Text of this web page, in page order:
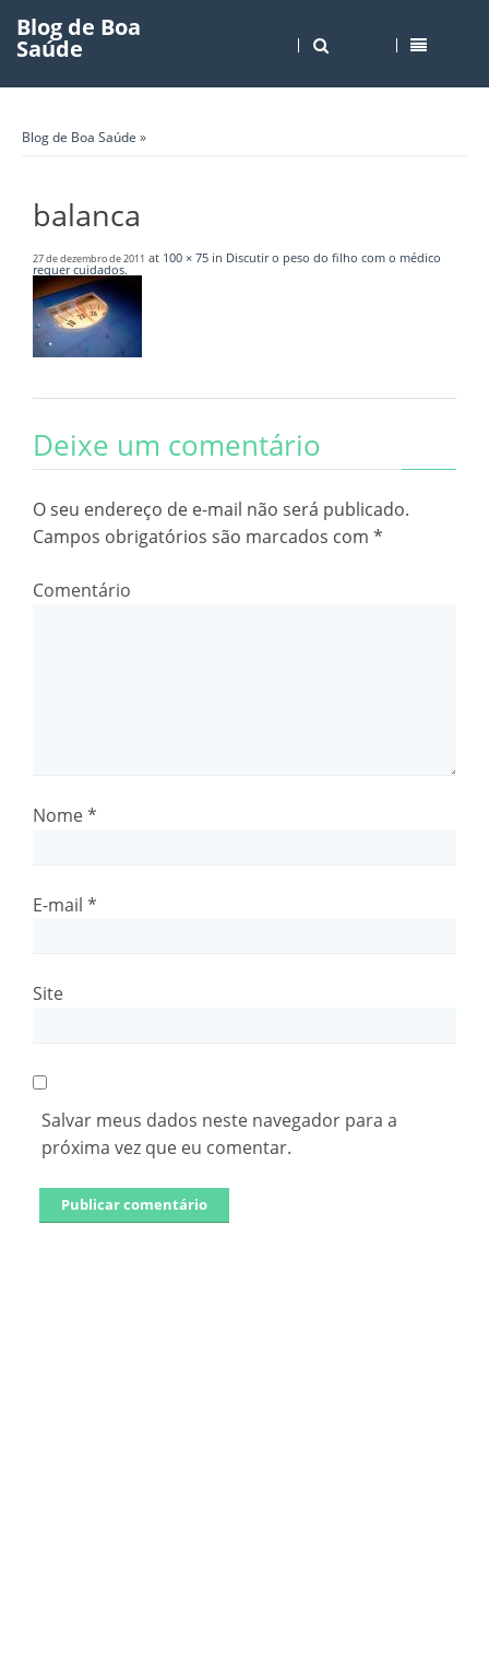
Blog de Boa
Saúde
Blog de Boa Saúde »
balanca
27 de dezembro de 2011 at 100 × 75 in Discutir o peso do filho com o médico
requer cuidados.
Deixe um comentário
O seu endereço de e-mail não será publicado.
Campos obrigatórios são marcados com *
Comentário
Nome*
E-mail *
Site
Salvar meus dados neste navegador para a
próxima vez que eu comentar.